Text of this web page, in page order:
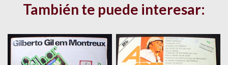
También te puede interesar: